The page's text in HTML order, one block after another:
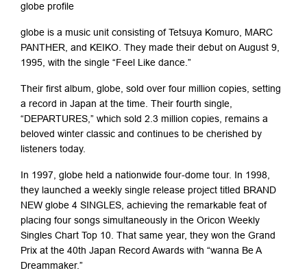
globe profile
globe is a music unit consisting of Tetsuya Komuro, MARC
PANTHER, and KEIKO. They made their debut on August 9,
1995, with the single “Feel Like dance.”
Their first album, globe, sold over four million copies, setting
a record in Japan at the time. Their fourth single,
“DEPARTURES,” which sold 2.3 million copies, remains a
beloved winter classic and continues to be cherished by
listeners today.
In 1997, globe held a nationwide four-dome tour. In 1998,
they launched a weekly single release project titled BRAND
NEW globe 4 SINGLES, achieving the remarkable feat of
placing four songs simultaneously in the Oricon Weekly
Singles Chart Top 10. That same year, they won the Grand
Prix at the 40th Japan Record Awards with “wanna Be A
Dreammaker.”